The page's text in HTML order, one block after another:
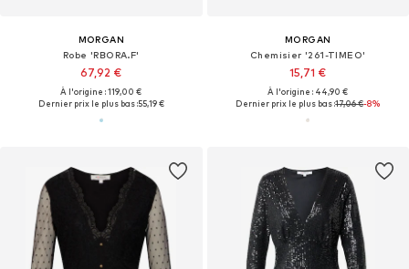
MORGAN
Robe 'RBORA.F'
67,92 €
À l'origine : 119,00 €
Dernier prix le plus bas :55,19 €
MORGAN
Chemisier '261-TIMEO'
15,71 €
À l'origine : 44,90 €
Dernier prix le plus bas :17,06 €-8%